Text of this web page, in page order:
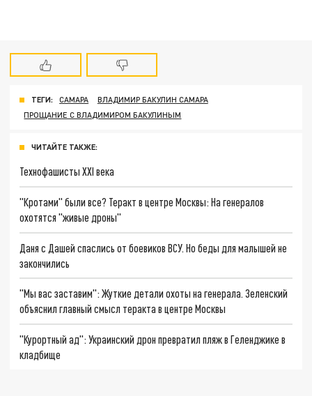
ТЕГИ: САМАРА
ВЛАДИМИР БАКУЛИН САМАРА
ПРОЩАНИЕ С ВЛАДИМИРОМ БАКУЛИНЫМ
ЧИТАЙТЕ ТАКЖЕ:
Технофашисты XXI века
"Кротами" были все? Теракт в центре Москвы: На генералов
охотятся "живые дроны"
Даня с Дашей спаслись от боевиков ВСУ. Но беды для малышей не
закончились
"Мы вас заставим": Жуткие детали охоты на генерала. Зеленский
объяснил главный смысл теракта в центре Москвы
"Курортный ад": Украинский дрон превратил пляж в Геленджике в
кладбище